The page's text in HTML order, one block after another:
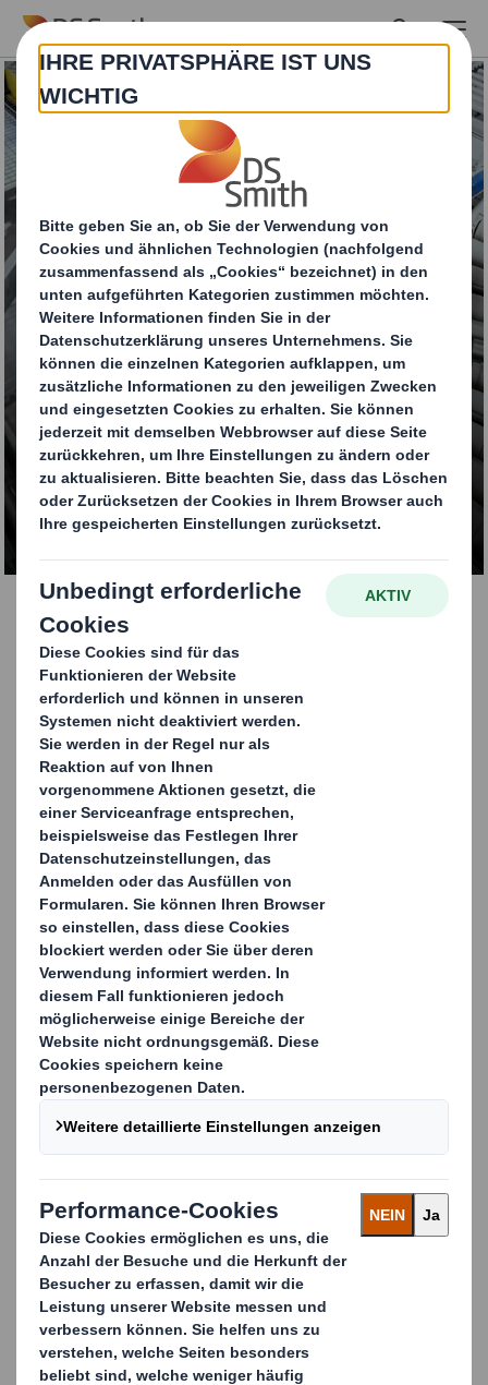
Skip to main content
Automatisierungsmö
glichkeiten
KONTAKTIEREN SIE UNS
Möglichkeiten zur
Automatisierung
Getreu dem Motto „Von der Idee bis zur
Abpacktechnik" begleiten wir Sie kompetent
durch Ihre Automatisierungsprojekte. Dies
beginnt meist mit einer ausführlichen
Analyse Ihrer bestehenden
Verpackungsprozesse vor Ort und setzt sich
fort über die Konzept- und
Verpackungsentwicklung, die
Maschinenkonstruktion bis hin zur
Endabnahme eines voll funktionsfähigen
Verpackungssystems.
SUCHEN SIE NACH EINER
MASSGESCHNEIDERTEN LÖSUNG?